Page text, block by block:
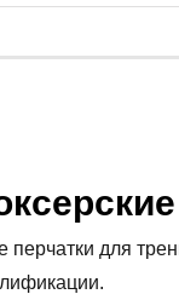
перчатки для